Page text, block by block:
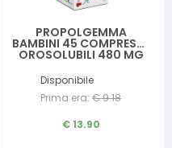
PROPOLGEMMA
BAMBINI 45 COMPRESSE
OROSOLUBILI 480 MG
Disponibile
Prima era: €9.18
€13.90